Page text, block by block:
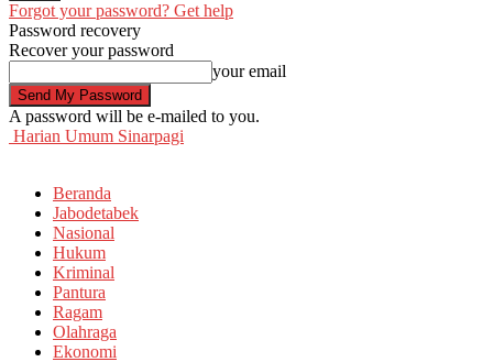
Forgot your password? Get help
Password recovery
Recover your password
your email
A password will be e-mailed to you.
Harian Umum Sinarpagi
Beranda
Jabodetabek
Nasional
Hukum
Kriminal
Pantura
Ragam
Olahraga
Ekonomi